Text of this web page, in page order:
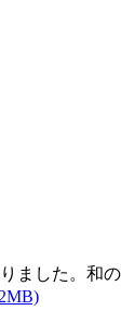
ました。和